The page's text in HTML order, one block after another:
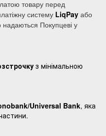
товару перед
систему LiqPay або
надаються Покупцеві у
з мінімальною
Universal Bank, яка